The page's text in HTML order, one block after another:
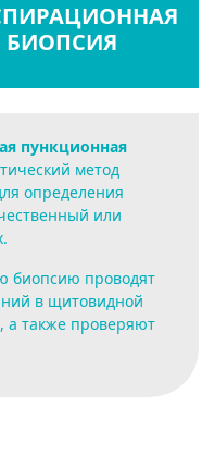
пункционная
метод
определения
или
биопсию проводят
в щитовидной
а также проверяют